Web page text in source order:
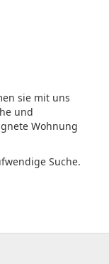
sie mit uns
und
Wohnung
Suche.